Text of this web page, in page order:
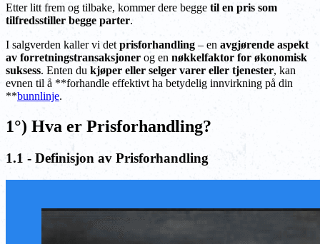
Etter litt frem og tilbake, kommer dere begge til en pris som
tilfredsstiller begge parter.
I salgverden kaller vi det prisforhandling – en avgjørende aspekt
av forretningstransaksjoner og en nøkkelfaktor for økonomisk
suksess. Enten du kjøper eller selger varer eller tjenester, kan
evnen til å **forhandle effektivt ha betydelig innvirkning på din
**bunnlinje.
1°) Hva er Prisforhandling?
1.1 - Definisjon av Prisforhandling